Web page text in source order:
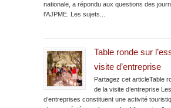
nationale, a répondu aux questions des
l’AJPME. Les sujets...
Table ronde sur
visite d’entreprise
Partagez cet articleTable
de la visite d’entreprise
d’entreprises constituent une activité